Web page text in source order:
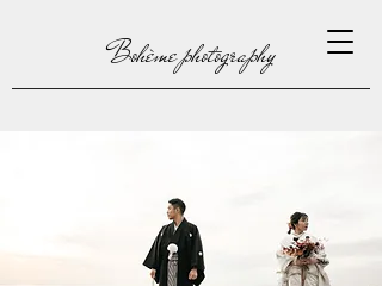
Bohème photography